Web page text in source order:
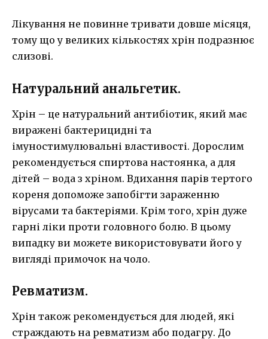
Лікування не повинне тривати довше місяця,
тому що у великих кількостях хрін подразнює
слизові.
Натуральний анальгетик.
Хрін – це натуральний антибіотик, який має
виражені бактерицидні та
імуностимулювальні властивості. Дорослим
рекомендується спиртова настоянка, а для
дітей – вода з хріном. Вдихання парів тертого
кореня допоможе запобігти зараженню
вірусами та бактеріями. Крім того, хрін дуже
гарні ліки проти головного болю. В цьому
випадку ви можете використовувати його у
вигляді примочок на чоло.
Ревматизм.
Хрін також рекомендується для людей, які
страждають на ревматизм або подагру. До